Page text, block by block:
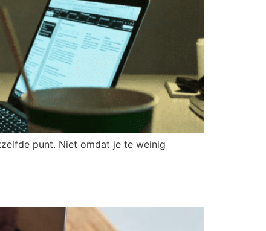
punt. Niet omdat je te weinig